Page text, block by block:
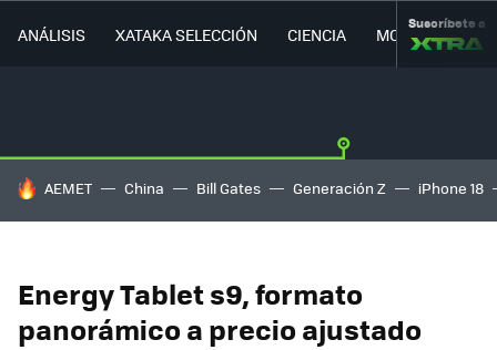
ANÁLISIS XATAKA SELECCIÓN CIENCIA MOVILIDAD
Suscríbete a
HOY SE HABLA DE
AEMET China Bill Gates Generación Z iPhone 18
Energy Tablet s9, formato
panorámico a precio ajustado